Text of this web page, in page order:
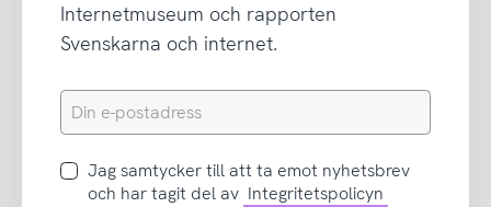
Internetmuseum och rapporten
Svenskarna och internet.
Din
e-
Jag
samtycker
Jag samtycker till att ta emot nyhetsbrev
och har tagit del av Integritetspolicyn